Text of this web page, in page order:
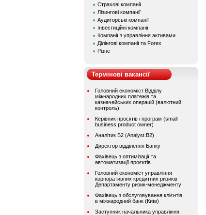
Страхові компанії
Лізингові компанії
Аудиторські компанії
Інвестиційні компанії
Компанії з управління активами
Ділінгові компанії та Forex
Різне
Термінові вакансії
Головний економіст Відділу
міжнародних платежів та
казначейських операцій (валютний
контроль)
Керівник проєктів і програм (small
business product owner)
Аналітик Б2 (Analyst B2)
Директор відділення Банку
Фахівець з оптимізації та
автоматизації проєктів
Головний економіст управління
корпоративних кредитних ризиків
Департаменту ризик-менеджменту
Фахівець з обслуговування клієнтів
в міжнародний банк (Київ)
Заступник начальника управління